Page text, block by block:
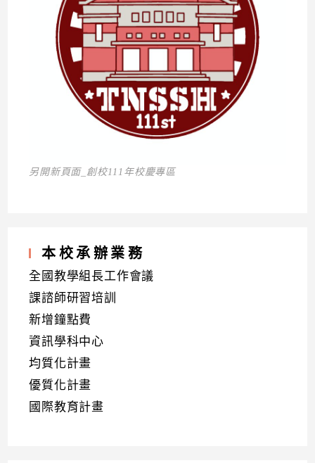
另開新頁面_創校111年校慶專區
本校承辦業務
全國教學組長工作會議
課諮師研習培訓
新增鐘點費
資訊學科中心
均質化計畫
優質化計畫
國際教育計畫